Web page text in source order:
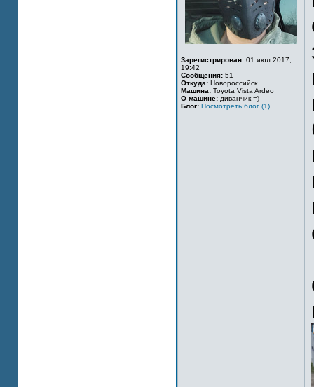
Зарегистрирован: 01 июл 2017,
19:42
Сообщения: 51
Откуда: Новороссийск
Машина: Toyota Vista Ardeo
О машине: диванчик =)
Блог: Посмотреть блог (1)